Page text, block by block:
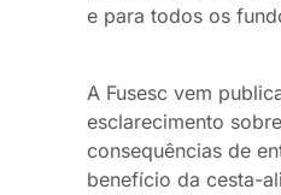
e para todos os
A Fusesc vem
esclarecimento
consequências de
benefício da cesta-